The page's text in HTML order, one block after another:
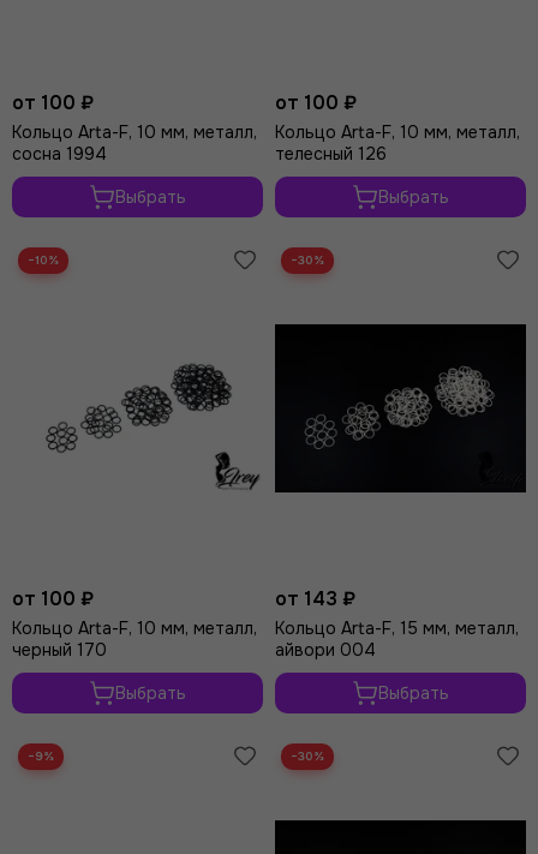
от 100 ₽
Кольцо Arta-F, 10 мм, металл,
сосна 1994
Выбрать
от 100 ₽
Кольцо Arta-F, 10 мм, металл,
телесный 126
Выбрать
−10%
от 100 ₽
Кольцо Arta-F, 10 мм, металл,
черный 170
Выбрать
−30%
от 143 ₽
Кольцо Arta-F, 15 мм, металл,
айвори 004
Выбрать
−9% −30%